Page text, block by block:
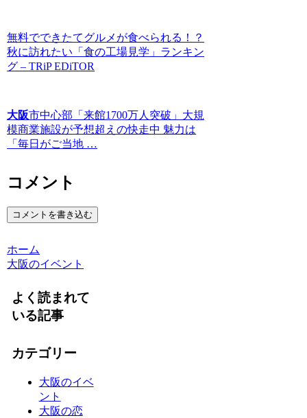
無料でできたてグルメが食べられる！？
秋に訪れたい「食の工場見学」ランキン
グ – TRiP EDiTOR
大阪市中心部「来館1700万人突破」大規
模商業施設が予想超えの快走中 魅力は
「毎日がご当地 …
コメント
コメントを書き込む
ホーム
大阪のイベント
よく読まれて
いる記事
カテゴリー
大阪のイベ
ント
大阪の恋